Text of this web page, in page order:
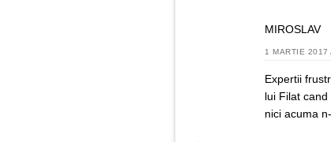
MIROSLAV
1 MARTIE 2017
Expertii
lui Filat
nici acuma